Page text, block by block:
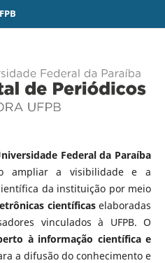
Federal da Paraíba
ampliar a visibilidade e a
da instituição por meio
científicaselaboradas
vinculados à UFPB. O
à informação científica e
a difusão do conhecimento e